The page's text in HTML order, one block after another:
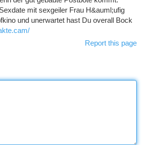
mit sexgeiler Frau H&auml;ufig
und unerwartet hast Du overall Bock
Report this page